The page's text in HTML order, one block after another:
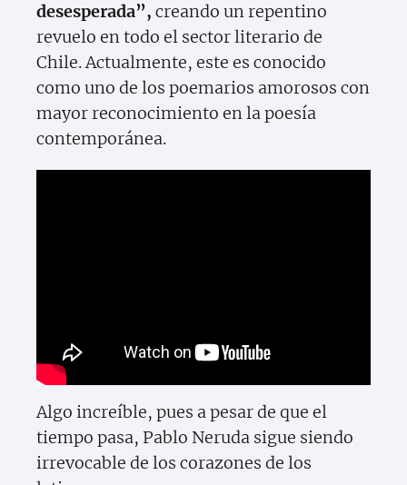
desesperada”, creando un repentino
revuelo en todo el sector literario de
Chile. Actualmente, este es conocido
como uno de los poemarios amorosos con
mayor reconocimiento en la poesía
contemporánea.
Algo increíble, pues a pesar de que el
tiempo pasa, Pablo Neruda sigue siendo
irrevocable de los corazones de los